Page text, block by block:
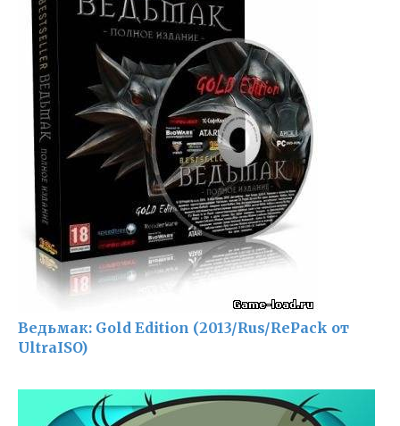
Ведьмак: Gold Edition (2013/Rus/RePack от
UltraISO)